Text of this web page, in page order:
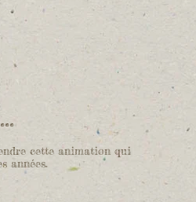
cette animation qui
années.